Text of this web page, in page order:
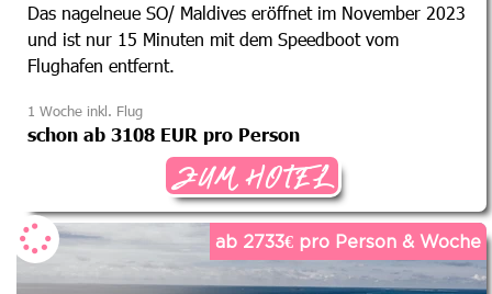
Das nagelneue SO/ Maldives eröffnet im November 2023
und ist nur 15 Minuten mit dem Speedboot vom
Flughafen entfernt.
1 Woche inkl. Flug
schon ab 3108 EUR pro Person
ZUM HOTEL
ab 2733€ pro Person & Woche